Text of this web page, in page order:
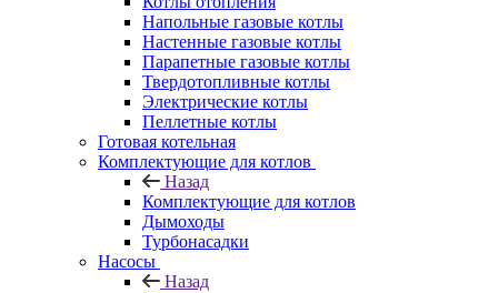
Напольные газовые котлы
Настенные газовые котлы
Парапетные газовые котлы
Твердотопливные котлы
Электрические котлы
Пеллетные котлы
Готовая котельная
Комплектующие для котлов
Назад
Комплектующие для котлов
Дымоходы
Турбонасадки
Насосы
Назад